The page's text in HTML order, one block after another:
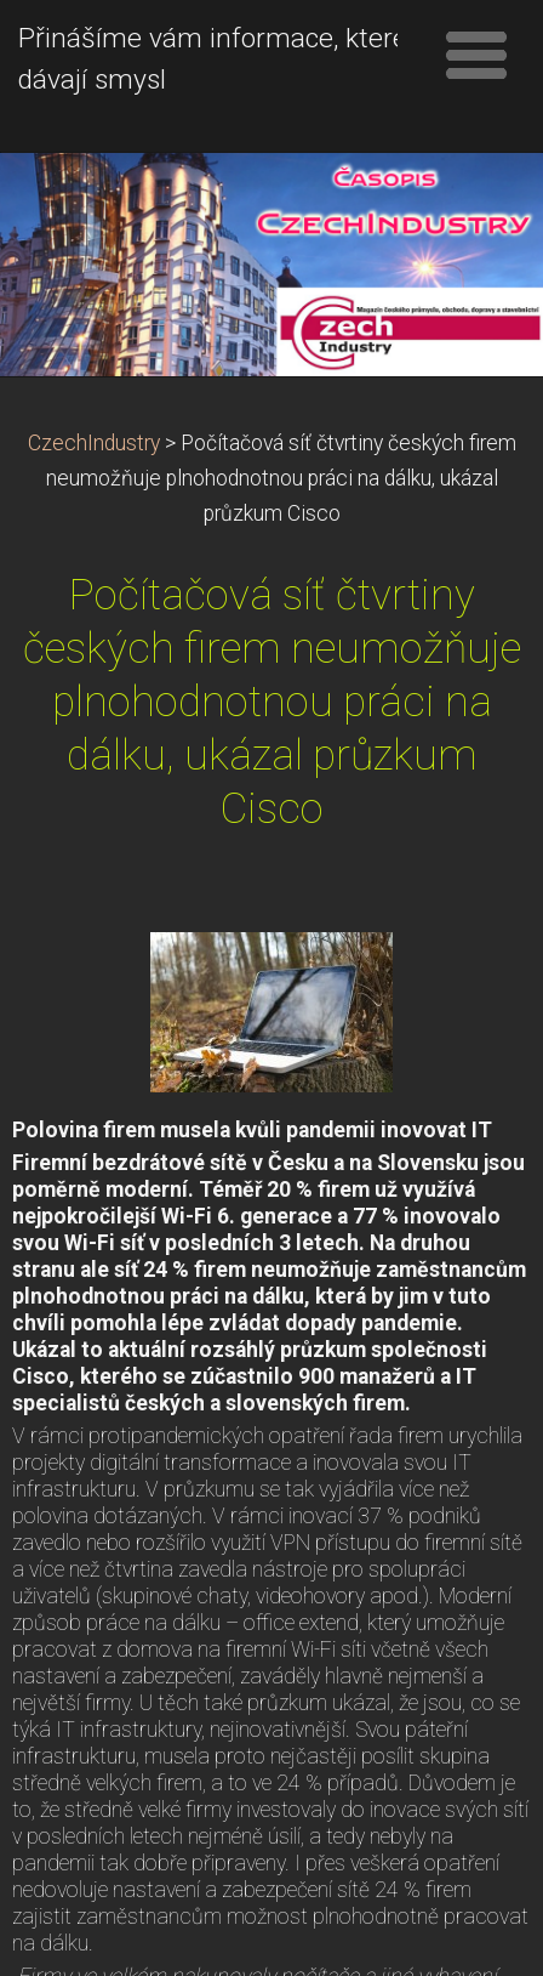
Přinášíme vám informace, které
dávají smysl
CzechIndustry > Počítačová síť čtvrtiny českých firem
neumožňuje plnohodnotnou práci na dálku, ukázal
průzkum Cisco
Počítačová síť čtvrtiny
českých firem neumožňuje
plnohodnotnou práci na
dálku, ukázal průzkum
Cisco
Polovina firem musela kvůli pandemii inovovat IT
Firemní bezdrátové sítě v Česku a na Slovensku jsou
poměrně moderní. Téměř 20 % firem už využívá
nejpokročilejší Wi-Fi 6. generace a 77 % inovovalo
svou Wi-Fi síť v posledních 3 letech. Na druhou
stranu ale síť 24 % firem neumožňuje zaměstnancům
plnohodnotnou práci na dálku, která by jim v tuto
chvíli pomohla lépe zvládat dopady pandemie.
Ukázal to aktuální rozsáhlý průzkum společnosti
Cisco, kterého se zúčastnilo 900 manažerů a IT
specialistů českých a slovenských firem.
V rámci protipandemických opatření řada firem urychlila
projekty digitální transformace a inovovala svou IT
infrastrukturu. V průzkumu se tak vyjádřila více než
polovina dotázaných. V rámci inovací 37 % podniků
zavedlo nebo rozšířilo využití VPN přístupu do firemní sítě
a více než čtvrtina zavedla nástroje pro spolupráci
uživatelů (skupinové chaty, videohovory apod.). Moderní
způsob práce na dálku – office extend, který umožňuje
pracovat z domova na firemní Wi-Fi síti včetně všech
nastavení a zabezpečení, zaváděly hlavně nejmenší a
největší firmy. U těch také průzkum ukázal, že jsou, co se
týká IT infrastruktury, nejinovativnější. Svou páteřní
infrastrukturu, musela proto nejčastěji posílit skupina
středně velkých firem, a to ve 24 % případů. Důvodem je
to, že středně velké firmy investovaly do inovace svých sítí
v posledních letech nejméně úsilí, a tedy nebyly na
pandemii tak dobře připraveny. I přes veškerá opatření
nedovoluje nastavení a zabezpečení sítě 24 % firem
zajistit zaměstnancům možnost plnohodnotně pracovat
na dálku.